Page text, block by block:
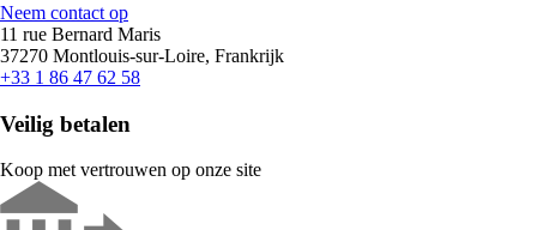
Neem contact op
11 rue Bernard Maris
37270 Montlouis-sur-Loire, Frankrijk
+33 1 86 47 62 58
Veilig betalen
Koop met vertrouwen op onze site